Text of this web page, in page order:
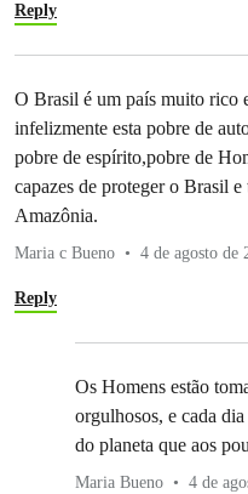
Reply
O Brasil é um país muito rico
infelizmente esta pobre de
pobre de espírito,pobre de
capazes de proteger o Brasil
Amazônia.
Maria c Bueno 4 de agosto de
Reply
Os Homens estão
orgulhosos, e cada
do planeta que aos
Maria Bueno 4 de